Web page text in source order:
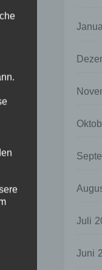
Juli
Juni